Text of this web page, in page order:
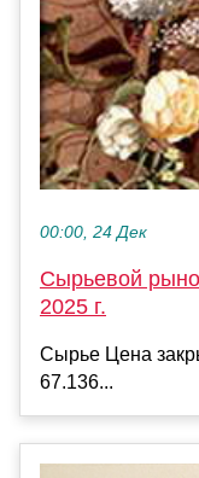
00:00, 24 Дек
Сырьевой
2025 г.
Сырье Цена
67.136...